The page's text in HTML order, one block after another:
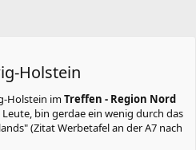
Holstein
Holstein imTreffen - Region Nord
bin gerdae ein wenig durch das
(Zitat Werbetafel an der A7 nach